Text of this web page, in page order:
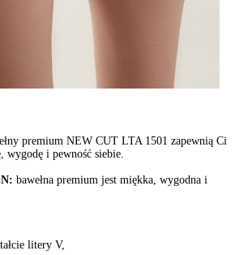
zł
7,
pt. 8:00 - 14:00
premium NEW CUT LTA 1501 zapewnią Ci
wygodę i pewność siebie.
bawełna premium jest miękka, wygodna i
litery V,